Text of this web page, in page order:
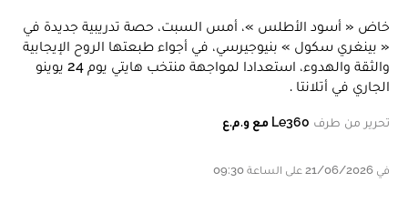
خاض « أسود الأطلس »، أمس السبت، حصة تدريبية جديدة في
« بينغري سكول » بنيوجيرسي، في أجواء طبعتها الروح الإيجابية
والثقة والهدوء، استعدادا لمواجهة منتخب هايتي يوم 24 يوينو
الجاري في أتلانتا .
تحرير من طرف Le360 مع و.م.ع
في 21/06/2026 على الساعة 09:30